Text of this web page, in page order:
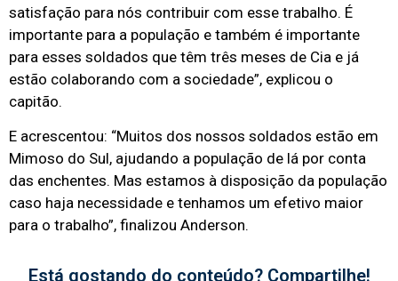
satisfação para nós contribuir com esse trabalho. É
importante para a população e também é importante
para esses soldados que têm três meses de Cia e já
estão colaborando com a sociedade”, explicou o
capitão.
E acrescentou: “Muitos dos nossos soldados estão em
Mimoso do Sul, ajudando a população de lá por conta
das enchentes. Mas estamos à disposição da população
caso haja necessidade e tenhamos um efetivo maior
para o trabalho”, finalizou Anderson.
Está gostando do conteúdo? Compartilhe!